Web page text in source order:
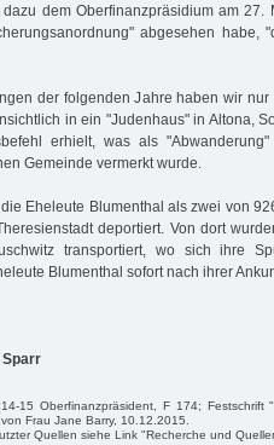
dem Oberfinanzpräsidium am 27.
abgesehen habe,
der folgenden Jahre haben wir nur
in ein "Judenhaus" in Altona,
erhielt, was als
Gemeinde vermerkt wurde.
Eheleute Blumenthal als zwei von
deportiert. Von dort
transportiert, wo sich ihre
Blumenthal sofort nach ihrer
15 Oberfinanzpräsident, F 174; Festschrift
Frau Jane Barry, 10.12.2015.
Quellen siehe Link "Recherche und